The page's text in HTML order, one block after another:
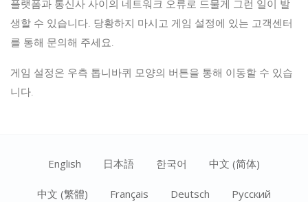
플랫폼과 통신사 사이의 네트워크 오류로 드물게 그런 일이 발
생할 수 있습니다. 당황하지 마시고 게임 설정에 있는 고객센터
를 통해 문의해 주세요.
게임 설정은 우측 톱니바퀴 모양의 버튼을 통해 이동할 수 있습
니다.
English 日本語 한국어 中文 (简体)
中文 (繁體) Français Deutsch Ρусский